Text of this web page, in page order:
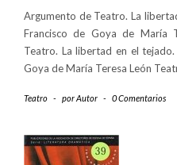
Argumento de Teatro. La
Francisco de Goya de María
Teatro. La libertad en el
Goya de María Teresa León
Teatro - porAutor - 0 Comentarios